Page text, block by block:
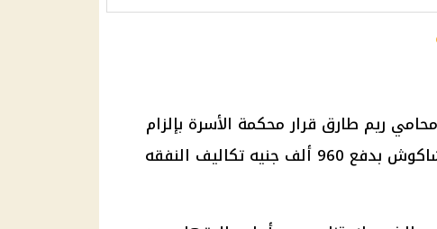
ريم طارق قرار محكمة الأسرة بإلزام
طليقها مطرب المهرجانات حسن شاكوش بدفع 960 ألف جنيه تكاليف النفقه